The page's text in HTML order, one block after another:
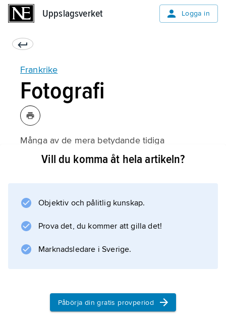
Uppslagsverket Logga in
Frankrike
Fotografi
Många av de mera betydande tidiga
uppfinningarna inom fototekniken gjordes av
Senare samma år förvärvade den franska
staten uppfinningen och skänkte den till
porträttbilden överkomlig för en bredare
Information om artikeln
Vill du komma åt hela artikeln?
Objektiv och pålitlig kunskap.
Prova det, du kommer att gilla det!
Marknadsledare i Sverige.
Påbörja din gratis provperiod